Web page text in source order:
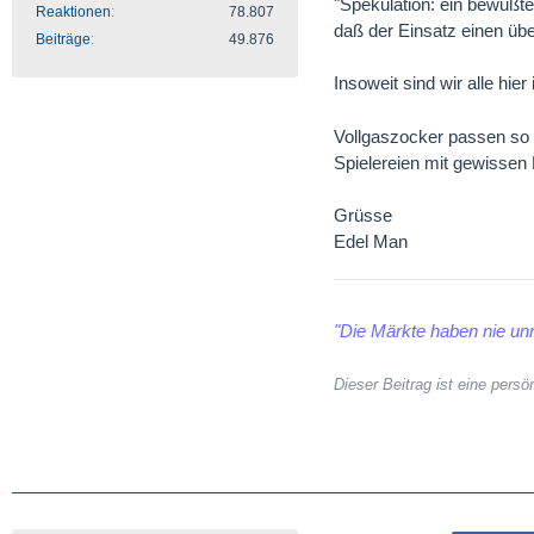
Reaktionen
78.807
Beiträge
49.876
"Spekulation: ein
daß der Einsatz einen
Insoweit sind wir alle
Vollgaszocker passen
Spielereien mit
Grüsse
Edel Man
"Die Märkte haben nie
Dieser Beitrag ist eine